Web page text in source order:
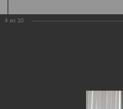
4 из 10